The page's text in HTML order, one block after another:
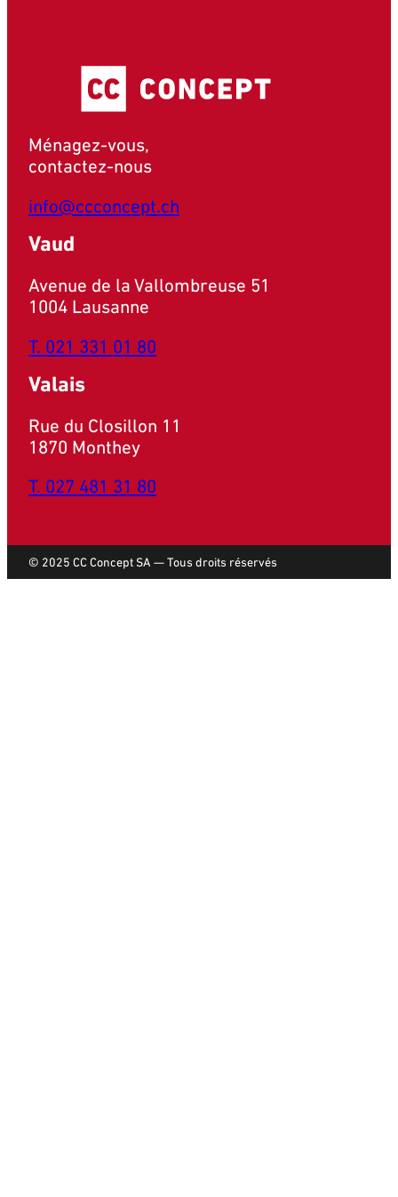
Ménagez-vous,
contactez-nous
info@ccconcept.ch
Vaud
Avenue de la Vallombreuse 51
1004 Lausanne
T. 021 331 01 80
Valais
Rue du Closillon 11
1870 Monthey
T. 027 481 31 80
© 2025 CC Concept SA — Tous droits réservés